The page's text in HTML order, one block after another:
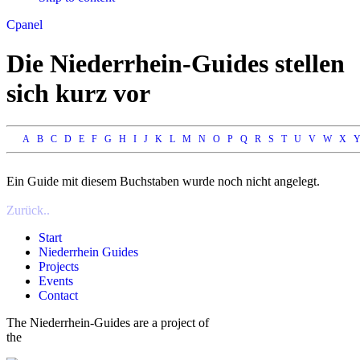
Cpanel
Die Niederrhein-Guides stellen
sich kurz vor
A B C D E F G H I J K L M N O P Q R S T U V W X Y
Ein Guide mit diesem Buchstaben wurde noch nicht angelegt.
Zurück..
Start
Niederrhein Guides
Projects
Events
Contact
The Niederrhein-Guides are a project of
the